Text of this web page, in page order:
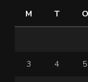
M T O
3 4 5